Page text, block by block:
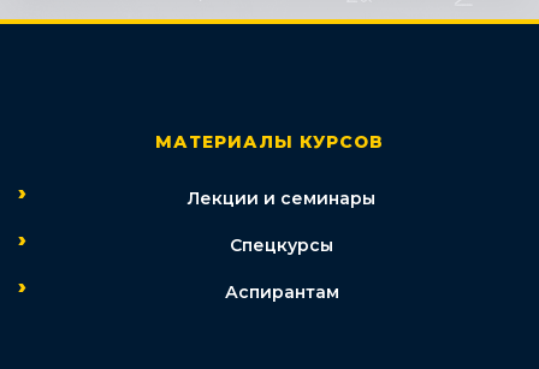
МАТЕРИАЛЫ КУРСОВ
Лекции и семинары
Спецкурсы
Аспирантам